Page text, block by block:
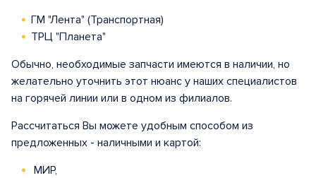
ГМ "Лента" (Транспортная)
ТРЦ "Планета"
Обычно, необходимые запчасти имеются в наличии, но
желательно уточнить этот нюанс у наших специалистов
на горячей линии или в одном из филиалов.
Рассчитаться Вы можете удобным способом из
предложенных - наличными и картой:
МИР,